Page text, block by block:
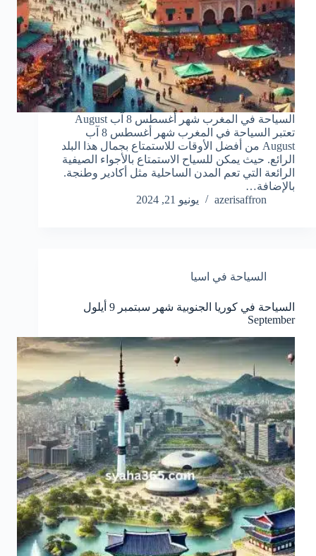
السياحة في المغرب شهر أغسطس 8 آب August
تعتبر السياحة في المغرب شهر أغسطس 8 آب
August من أفضل الأوقات للاستمتاع بجمال هذا البلد
الرائع. حيث يمكن للسياح الاستمتاع بالأجواء الصيفية
الرائعة التي تعم المدن الساحلية مثل أكادير وطنجة.
بالإضافة…
azerisaffron
يونيو 21, 2024
السياحة في اسيا
السياحة في كوريا الجنوبية شهر سبتمبر 9 أيلول
September